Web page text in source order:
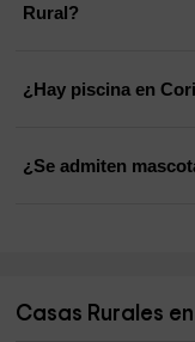
Rural?
¿Hay piscina en
¿Se admiten
Casas Rurales